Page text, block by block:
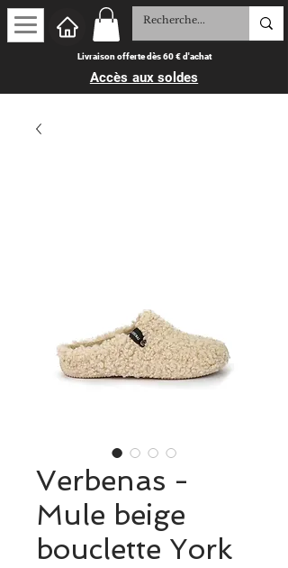
Livraison offerte dès 60 € d'achat
Accès aux soldes
Verbenas -
Mule beige
bouclette York